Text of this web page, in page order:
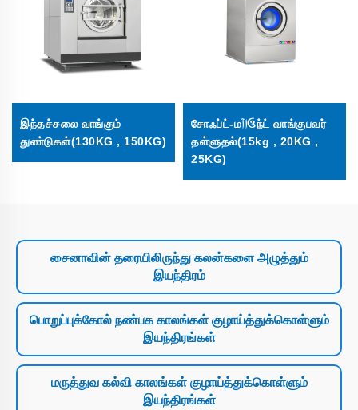
இந்தச்சலை வாங்கும்
துண்டுகள்(130KG , 150KG)
சோஃப்ட்-மاآઉந்ட் வாங்குபவர்
தள்ளுதல்(15kg , 20KG ,
25KG)
சைனாவின் தரையிலிருந்து கலன்களை அழுத்தும்
இயந்திரம்
பொறுப்புக்கோல் நண்பக காலங்கள் குழாய்த்துக்கொள்ளும்
இயந்திரங்கள்
மருத்துவ கல்வி காலங்கள் குழாய்த்துக்கொள்ளும்
இயந்திரங்கள்